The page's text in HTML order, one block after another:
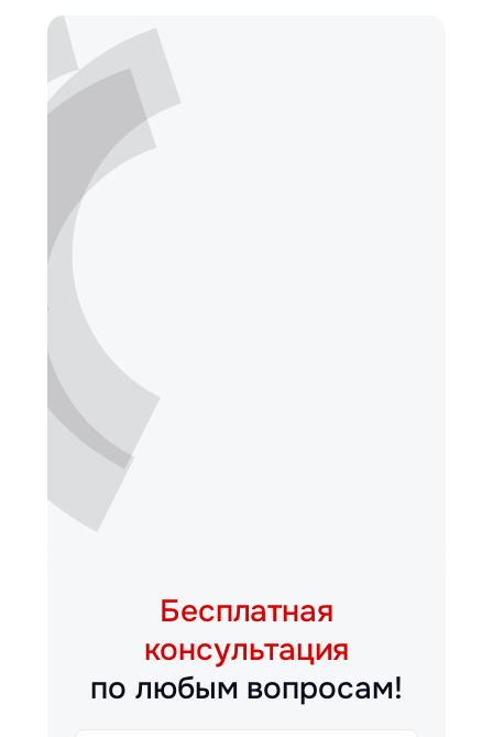
Бесплатная
консультация
по любым вопросам!